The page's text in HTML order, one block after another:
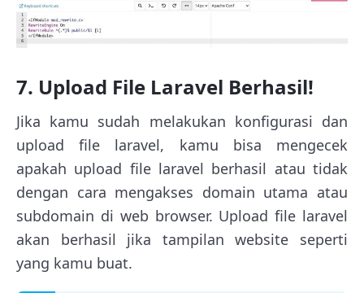
7. Upload File Laravel Berhasil!
Jika kamu sudah melakukan konfigurasi dan
upload file laravel, kamu bisa mengecek
apakah upload file laravel berhasil atau tidak
dengan cara mengakses domain utama atau
subdomain di web browser. Upload file laravel
akan berhasil jika tampilan website seperti
yang kamu buat.